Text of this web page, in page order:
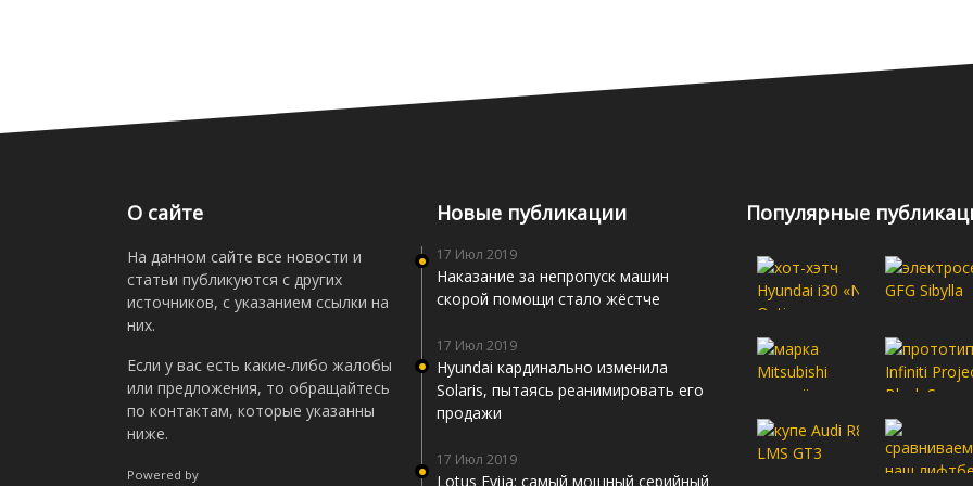
О сайте
На данном сайте все новости и
статьи публикуются с других
источников, с указанием ссылки на
них.
Если у вас есть какие-либо жалобы
или предложения, то обращайтесь
по контактам, которые указанны
ниже.
Powered by
Новые публикации
17 Июл 2019
Наказание за непропуск машин
скорой помощи стало жёстче
17 Июл 2019
Hyundai кардинально изменила
Solaris, пытаясь реанимировать его
продажи
17 Июл 2019
Lotus Evija: самый мощный серийный
Популярные